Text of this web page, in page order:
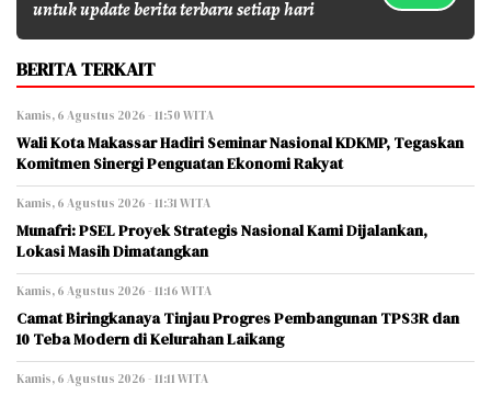
untuk update berita terbaru setiap hari
BERITA TERKAIT
Kamis, 6 Agustus 2026 - 11:50 WITA
Wali Kota Makassar Hadiri Seminar Nasional KDKMP, Tegaskan
Komitmen Sinergi Penguatan Ekonomi Rakyat
Kamis, 6 Agustus 2026 - 11:31 WITA
Munafri: PSEL Proyek Strategis Nasional Kami Dijalankan,
Lokasi Masih Dimatangkan
Kamis, 6 Agustus 2026 - 11:16 WITA
Camat Biringkanaya Tinjau Progres Pembangunan TPS3R dan
10 Teba Modern di Kelurahan Laikang
Kamis, 6 Agustus 2026 - 11:11 WITA